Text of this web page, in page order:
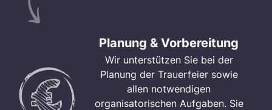
Planung & Vorbereitung
Wir unterstützen Sie bei der
Planung der Trauerfeier sowie
allen notwendigen
organisatorischen Aufgaben. Sie